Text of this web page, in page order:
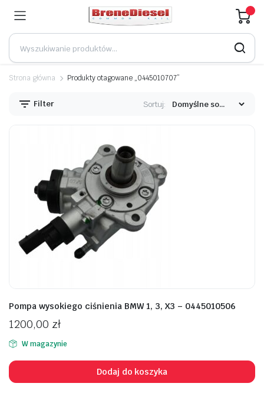
Strona główna Produkty otagowane „0445010707”
Filter Sortuj:
Pompa wysokiego ciśnienia BMW 1, 3, X3 – 0445010506
1200,00 zł
W magazynie
Dodaj do koszyka